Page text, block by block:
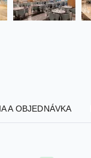
A OBJEDNÁVKA